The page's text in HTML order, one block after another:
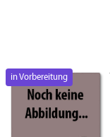
in Vorbereitung